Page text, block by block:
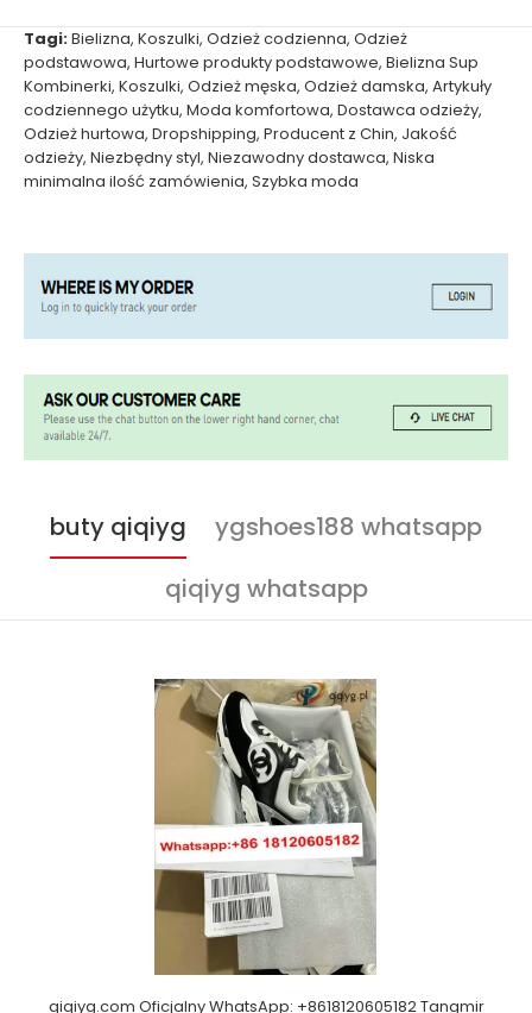
Tagi:Bielizna, Koszulki, Odzież codzienna, Odzież
podstawowa, Hurtowe produkty podstawowe, Bielizna Sup
Kombinerki, Koszulki, Odzież męska, Odzież damska, Artykuły
codziennego użytku, Moda komfortowa, Dostawca odzieży,
Odzież hurtowa, Dropshipping, Producent z Chin, Jakość
odzieży, Niezbędny styl, Niezawodny dostawca, Niska
minimalna ilość zamówienia, Szybka moda
buty qiqiyg
ygshoes188 whatsapp
qiqiyg whatsapp
qiqiyg.com Oficjalny WhatsApp: +8618120605182 Tangmir